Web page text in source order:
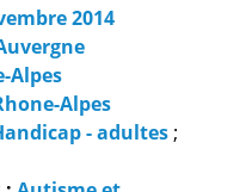
2014
Alpes
Alpes
- adultes ;